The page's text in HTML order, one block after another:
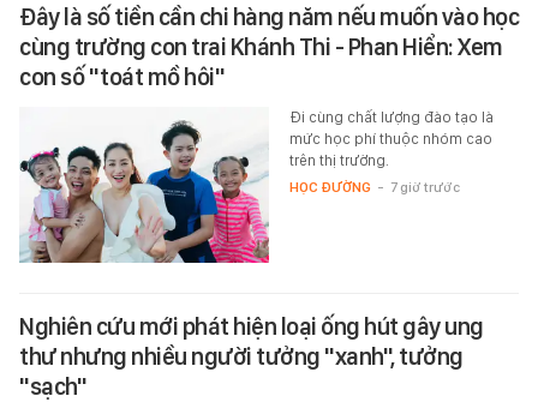
Đây là số tiền cần chi hàng năm nếu muốn vào học
cùng trường con trai Khánh Thi - Phan Hiển: Xem
con số "toát mồ hôi"
Đi cùng chất lượng đào tạo là
mức học phí thuộc nhóm cao
trên thị trường.
HỌC ĐƯỜNG - 7 giờ trước
Nghiên cứu mới phát hiện loại ống hút gây ung
thư nhưng nhiều người tưởng "xanh", tưởng
"sạch"